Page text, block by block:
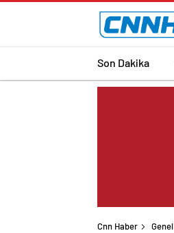
Son Dakika
Cnn Haber Genel